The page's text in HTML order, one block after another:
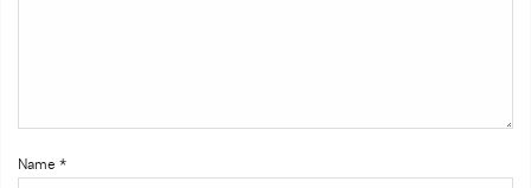
Name *